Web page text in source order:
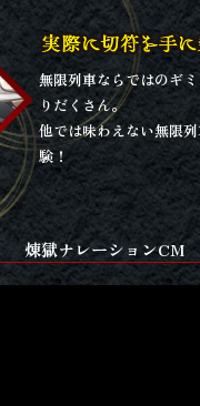
無限列車ならではのギ
りだくさん。
他では味わえない無限
験！
煉獄ナレーションCM